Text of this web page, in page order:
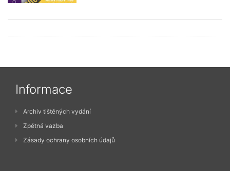
Informace
Archiv tištěných vydání
Zpětná vazba
Zásady ochrany osobních údajů